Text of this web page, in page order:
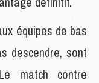
équipes de bas
descendre, sont
match contre